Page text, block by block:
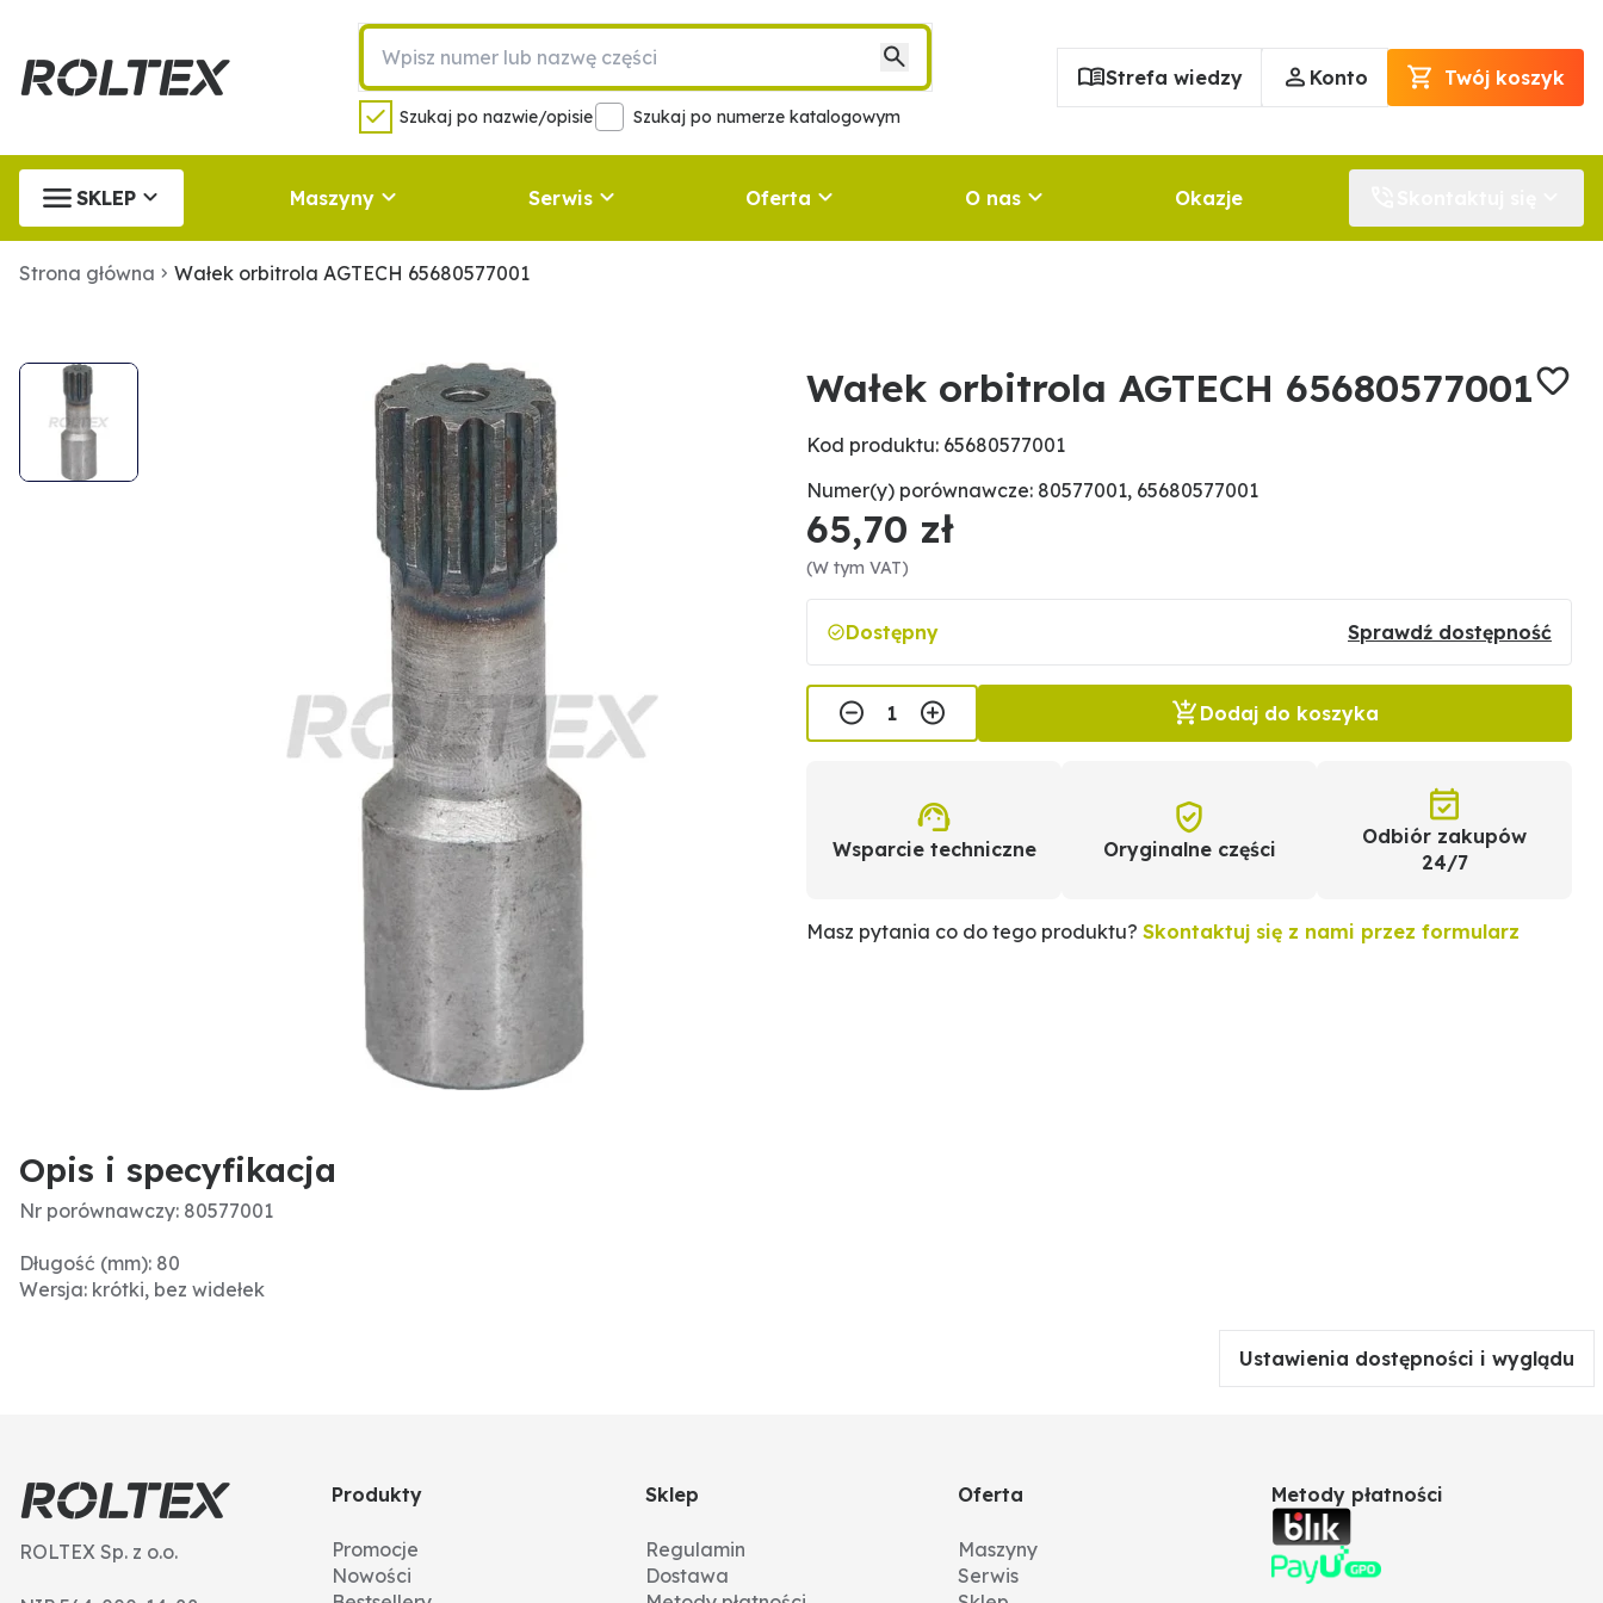
Szukaj po nazwie/opisie Szukaj po numerze katalogowym
Strefa wiedzy Konto Twój koszyk
SKLEP Maszyny Serwis Oferta O nas Okazje
Strona główna Wałek orbitrola AGTECH 65680577001
Wałek orbitrola AGTECH 65680577001
Kod produktu: 65680577001
Numer(y) porównawcze: 80577001, 65680577001
65,70 zł
(W tym VAT)
Dostępny Sprawdź dostępność
Dodaj do koszyka
Wsparcie techniczne Oryginalne części
Odbiór zakupów
24/7
Masz pytania co do tego produktu? Skontaktuj się z nami przez formularz
Opis i specyfikacja
Nr porównawczy: 80577001
Długość (mm): 80
Wersja: krótki, bez widełek
Ustawienia dostępności i wyglądu
ROLTEX Sp. z o.o.
Produkty
Promocje
Nowości
Sklep
Regulamin
Dostawa
Oferta
Maszyny
Serwis
Metody płatności